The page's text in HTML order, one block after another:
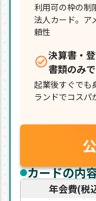
利用可の枠の制
法人カード。ア
頼性
決算書・
書類のみ
起業後すぐでも
ランドでコスパ
カードの内
年会費(税